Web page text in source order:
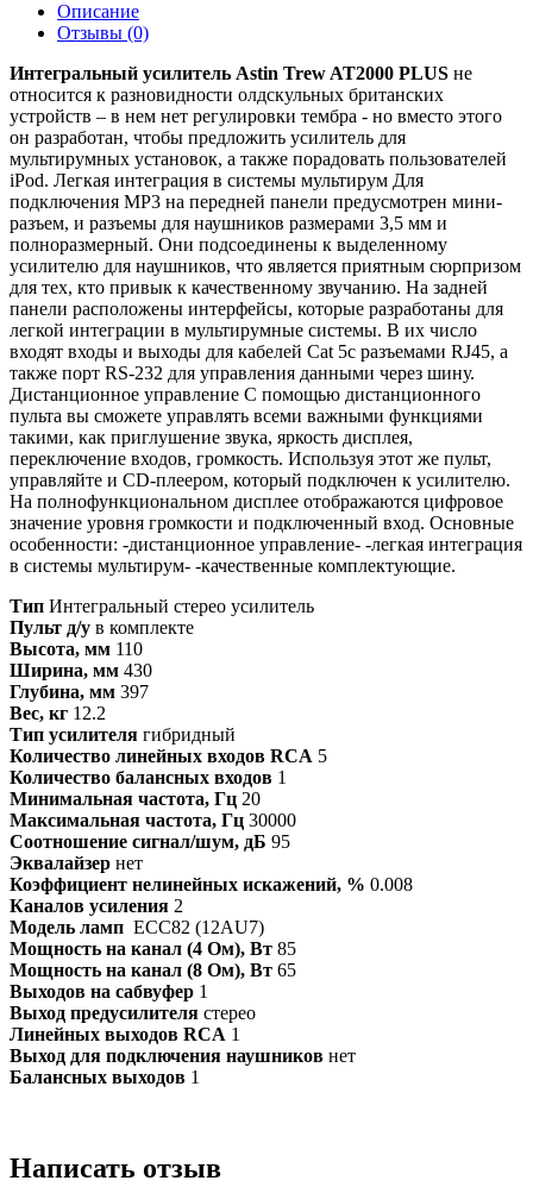
Описание
Отзывы (0)
Интегральный усилитель Astin Trew AT2000 PLUS не
относится к разновидности олдскульных британских
устройств – в нем нет регулировки тембра - но вместо этого
он разработан, чтобы предложить усилитель для
мультирумных установок, а также порадовать пользователей
iPod. Легкая интеграция в системы мультирум Для
подключения MP3 на передней панели предусмотрен мини-
разъем, и разъемы для наушников размерами 3,5 мм и
полноразмерный. Они подсоединены к выделенному
усилителю для наушников, что является приятным сюрпризом
для тех, кто привык к качественному звучанию. На задней
панели расположены интерфейсы, которые разработаны для
легкой интеграции в мультирумные системы. В их число
входят входы и выходы для кабелей Cat 5с разъемами RJ45, а
также порт RS-232 для управления данными через шину.
Дистанционное управление С помощью дистанционного
пульта вы сможете управлять всеми важными функциями
такими, как приглушение звука, яркость дисплея,
переключение входов, громкость. Используя этот же пульт,
управляйте и CD-плеером, который подключен к усилителю.
На полнофункциональном дисплее отображаются цифровое
значение уровня громкости и подключенный вход. Основные
особенности: -дистанционное управление- -легкая интеграция
в системы мультирум- -качественные комплектующие.
Тип Интегральный стерео усилитель
Пульт д/у в комплекте
Высота, мм 110
Ширина, мм 430
Глубина, мм 397
Вес, кг 12.2
Тип усилителя гибридный
Количество линейных входов RCA 5
Количество балансных входов 1
Минимальная частота, Гц 20
Максимальная частота, Гц 30000
Соотношение сигнал/шум, дБ 95
Эквалайзер нет
Коэффициент нелинейных искажений, % 0.008
Каналов усиления 2
Модель ламп ECC82 (12AU7)
Мощность на канал (4 Ом), Вт 85
Мощность на канал (8 Ом), Вт 65
Выходов на сабвуфер 1
Выход предусилителя стерео
Линейных выходов RCA 1
Выход для подключения наушников нет
Балансных выходов 1
Написать отзыв